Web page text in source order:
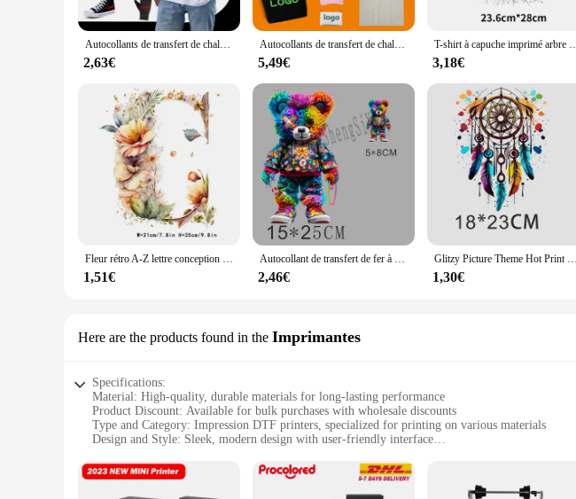
Autocollants de transfert de chaleur personnalisés pour vêtements, logo de marque ou image, fer sur, Économie lavables bricolage, patch thermique, vinyle coloré DTF
2,63€
Autocollants de transfert de chaleur personnalisés pour vêtements, logo de marque ou image, fer sur, Économie lavables bricolage, patch thermique DTF, vinyle coloré
5,49€
T-shirt à capuche imprimé arbre de vie pour hommes, transfert de chaleur DTF,
3,18€
Fleur rétro A-Z lettre conception visuelle fer sur transfert pour vêtements transferts dtf prêt à appuyer transfert de chaleur
1,51€
Autocollant de transfert de fer à repasser pour vêtements, DTF, ours coloré, t-shirt, sweat à capuche, veste de bricolage, mode
2,46€
Glitzy Picture Theme Hot Print Clothing T-Shirt, DIY Hoodie Jacket Patch, Waterproof DTF
1,30€
Here are the products found in the Imprimantes
Specifications:
Material: High-quality, durable materials for long-lasting performance
Product Discount: Available for bulk purchases with wholesale discounts
Type and Category: Impression DTF printers, specialized for printing on various materials
Design and Style: Sleek, modern design with user-friendly interface
Typical Adaptive Scenario: Suitable for small businesses, hobbyists, and professional print shops
Shape or Size or Weight or Quantity: Compact design with efficient space utilization
Performance and Property: Advanced DTF technology ensures vibrant, detailed prints